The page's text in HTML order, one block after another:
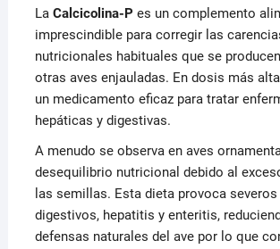
La Calcicolina-P es un complemento
imprescindible para corregir las
nutricionales habituales que se
otras aves enjauladas. En dosis más
un medicamento eficaz para tratar
hepáticas y digestivas.
A menudo se observa en aves
desequilibrio nutricional debido al
las semillas. Esta dieta provoca
digestivos, hepatitis y enteritis,
defensas naturales del ave por lo que